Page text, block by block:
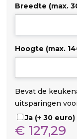
Breedte (max.
Hoogte (max.
D
i
b
o
O
p
s
t
U
i
t
s
Bevat de
uitsparingen
Ja (+ 30 euro)
€ 127,29